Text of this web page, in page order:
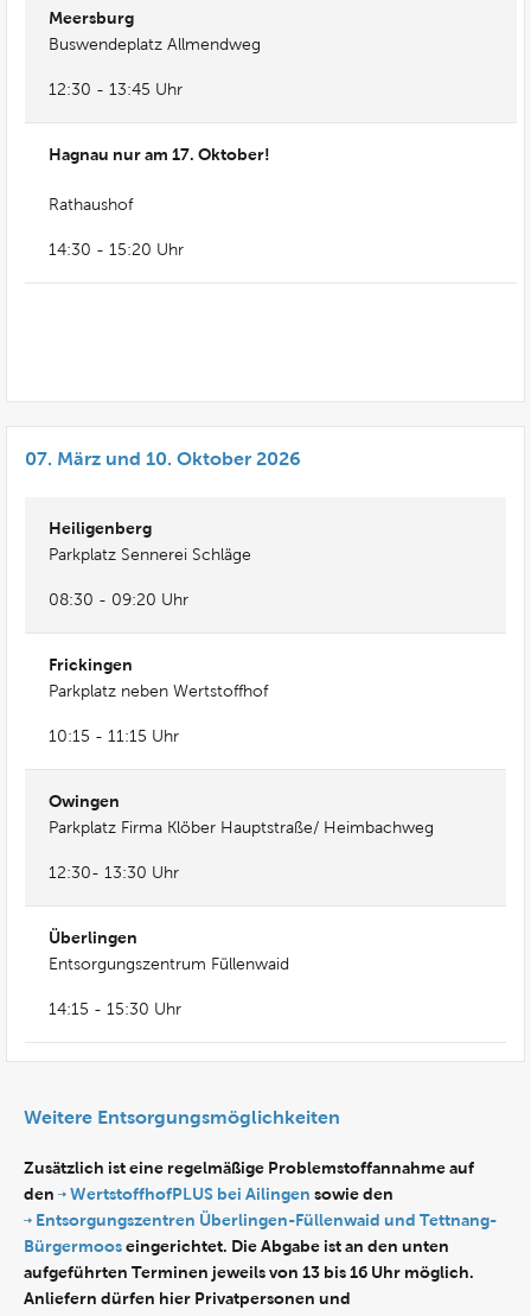
Meersburg
Buswendeplatz Allmendweg
12:30 - 13:45 Uhr
Hagnau nur am 17. Oktober!
Rathaushof
14:30 - 15:20 Uhr
07. März und 10. Oktober 2026
Heiligenberg
Parkplatz Sennerei Schläge
08:30 - 09:20 Uhr
Frickingen
Parkplatz neben Wertstoffhof
10:15 - 11:15 Uhr
Owingen
Parkplatz Firma Klöber Hauptstraße/ Heimbachweg
12:30- 13:30 Uhr
Überlingen
Entsorgungszentrum Füllenwaid
14:15 - 15:30 Uhr
Weitere Entsorgungsmöglichkeiten
Zusätzlich ist eine regelmäßige Problemstoffannahme auf
den
WertstoffhofPLUS bei Ailingen sowie den
Entsorgungszentren Überlingen-Füllenwaid und Tettnang-
Bürgermooseingerichtet. Die Abgabe ist an den unten
aufgeführten Terminen jeweils von 13 bis 16 Uhr möglich.
Anliefern dürfen hier Privatpersonen und